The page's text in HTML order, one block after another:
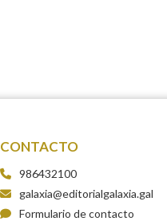
CONTACTO
986432100
galaxia@editorialgalaxia.gal
Formulario de contacto